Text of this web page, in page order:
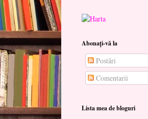
Abonați-vă la
Postări
Comentarii
Lista mea de bloguri